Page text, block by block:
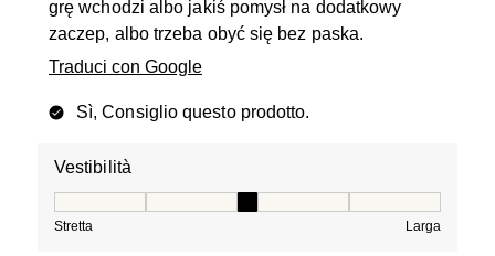
grę wchodzi albo jakiś pomysł na dodatkowy
zaczep, albo trzeba obyć się bez paska.
Traduci con Google
Sì, Consiglio questo prodotto.
Vestibilità
Stretta Larga